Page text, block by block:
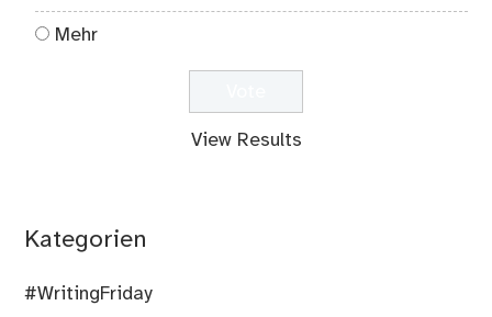
Mehr
View Results
Kategorien
#WritingFriday